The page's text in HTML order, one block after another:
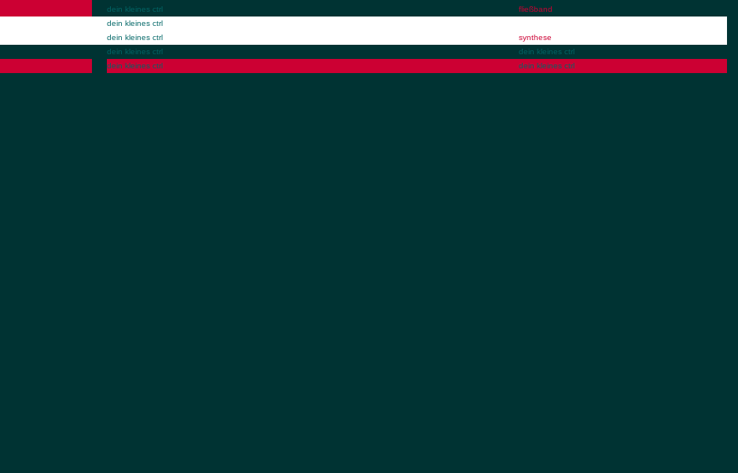
dein kleines ctrl
fließband
dein kleines ctrl
dein kleines ctrl
synthese
dein kleines ctrl
dein kleines ctrl
dein kleines ctrl dein kleines ctrl